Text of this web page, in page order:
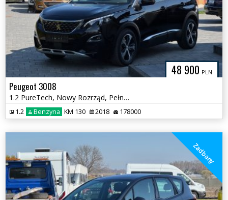
48 900 PLN
Peugeot 3008
1.2 PureTech, Nowy Rozrząd, Pełna książka serwisowa
1.2 Benzyna KM 130 2018 178000
Zadbany